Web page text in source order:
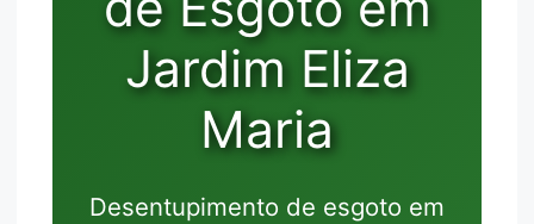
Jardim Eliza
Maria
Desentupimento de esgoto em